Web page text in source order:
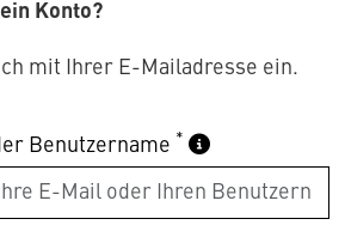
Konto?
mit Ihrer E-Mailadresse ein.
Benutzername *